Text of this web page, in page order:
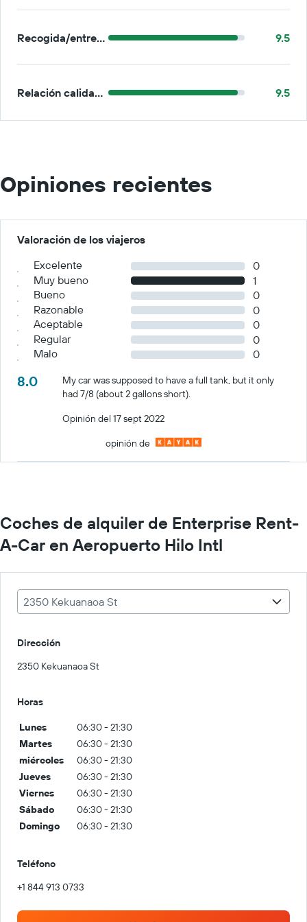
Recogida/entrega 9.5
Relación calidad-precio 9.5
Opiniones recientes
Valoración de los viajeros
Excelente
0
Muy bueno
1
Bueno
0
Razonable
0
Aceptable
0
Regular
0
Malo
0
8.0
My car was supposed to have a full tank, but it only
had 7/8 (about 2 gallons short).
Opinión del 17 sept 2022
opinión de
Coches de alquiler de Enterprise Rent-
A-Car en Aeropuerto Hilo Intl
2350 Kekuanaoa St
Dirección
2350 Kekuanaoa St
Horas
Lunes
06:30 - 21:30
Martes
06:30 - 21:30
miércoles
06:30 - 21:30
Jueves
06:30 - 21:30
Viernes
06:30 - 21:30
Sábado
06:30 - 21:30
Domingo
06:30 - 21:30
Teléfono
+1 844 913 0733